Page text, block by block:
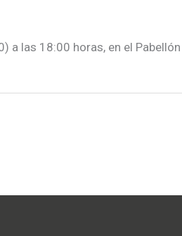
a las 18:00 horas, en el Pabellón